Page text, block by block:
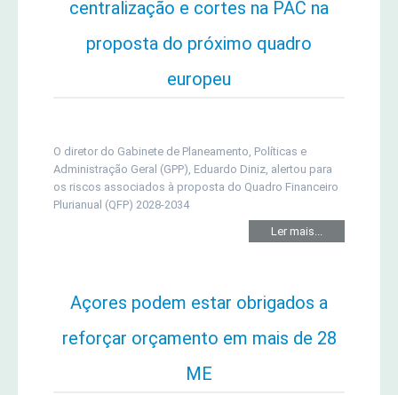
centralização e cortes na PAC na
proposta do próximo quadro
europeu
O diretor do Gabinete de Planeamento, Políticas e
Administração Geral (GPP), Eduardo Diniz, alertou para
os riscos associados à proposta do Quadro Financeiro
Plurianual (QFP) 2028-2034
Ler mais...
Açores podem estar obrigados a
reforçar orçamento em mais de 28
ME